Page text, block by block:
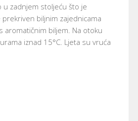
u zadnjem stoljeću što je
biljnim zajednicama
aromatičnim biljem. Na otoku
iznad 15°C. Ljeta su vruća